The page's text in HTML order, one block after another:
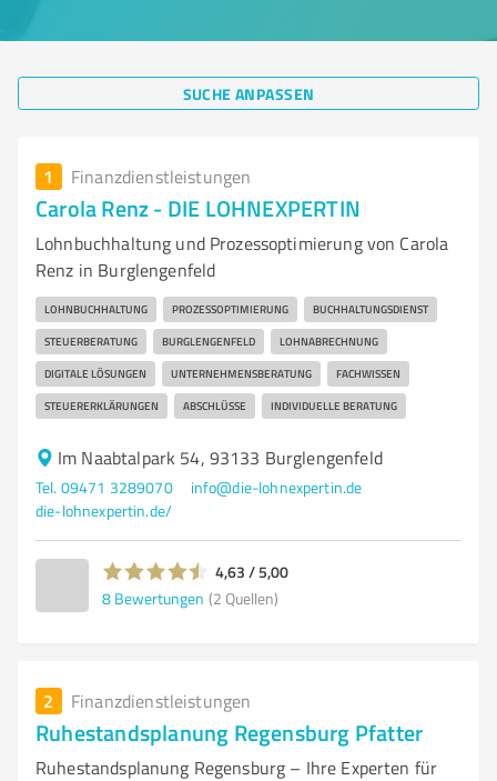
SUCHE ANPASSEN
1 Finanzdienstleistungen
Carola Renz - DIE LOHNEXPERTIN
Lohnbuchhaltung und Prozessoptimierung von Carola
Renz in Burglengenfeld
LOHNBUCHHALTUNG PROZESSOPTIMIERUNG BUCHHALTUNGSDIENST
STEUERBERATUNG BURGLENGENFELD LOHNABRECHNUNG
DIGITALE LÖSUNGEN UNTERNEHMENSBERATUNG FACHWISSEN
STEUERERKLÄRUNGEN ABSCHLÜSSE INDIVIDUELLE BERATUNG
Im Naabtalpark 54, 93133 Burglengenfeld
Tel. 09471 3289070
info@die-lohnexpertin.de
die-lohnexpertin.de/
4,63 / 5,00
8 Bewertungen (2 Quellen)
2 Finanzdienstleistungen
Ruhestandsplanung Regensburg Pfatter
Ruhestandsplanung Regensburg – Ihre Experten für